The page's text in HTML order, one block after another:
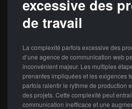
excessive des
de travail
La complexité parfois excessive des
d’une agence de communication web
inconvénient majeur. Les multiples
prenantes impliquées et les exigences
parfois ralentir le rythme de production
des projets. Cette complexité peut
communication inefficace et une